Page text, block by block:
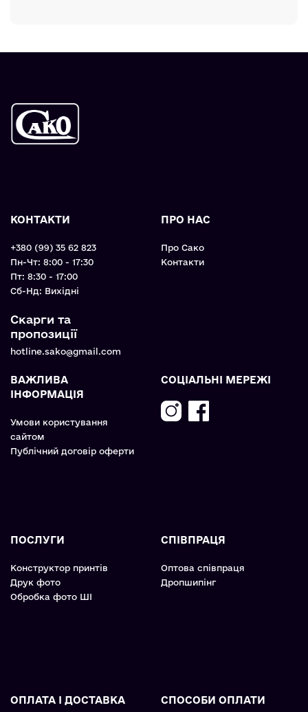
КОНТАКТИ
+380 (99) 35 62 823
Пн-Чт: 8:00 - 17:30
Пт: 8:30 - 17:00
Cб-Нд: Вихідні
Скарги та
пропозиції
hotline.sako@gmail.com
ПРО НАС
Про Сако
Контакти
ВАЖЛИВА
ІНФОРМАЦІЯ
Умови користування
сайтом
Публічний договір оферти
СОЦІАЛЬНІ МЕРЕЖІ
ПОСЛУГИ
Конструктор принтів
Друк фото
Обробка фото ШІ
СПІВПРАЦЯ
Оптова співпраця
Дропшипінг
ОПЛАТА І ДОСТАВКА СПОСОБИ ОПЛАТИ